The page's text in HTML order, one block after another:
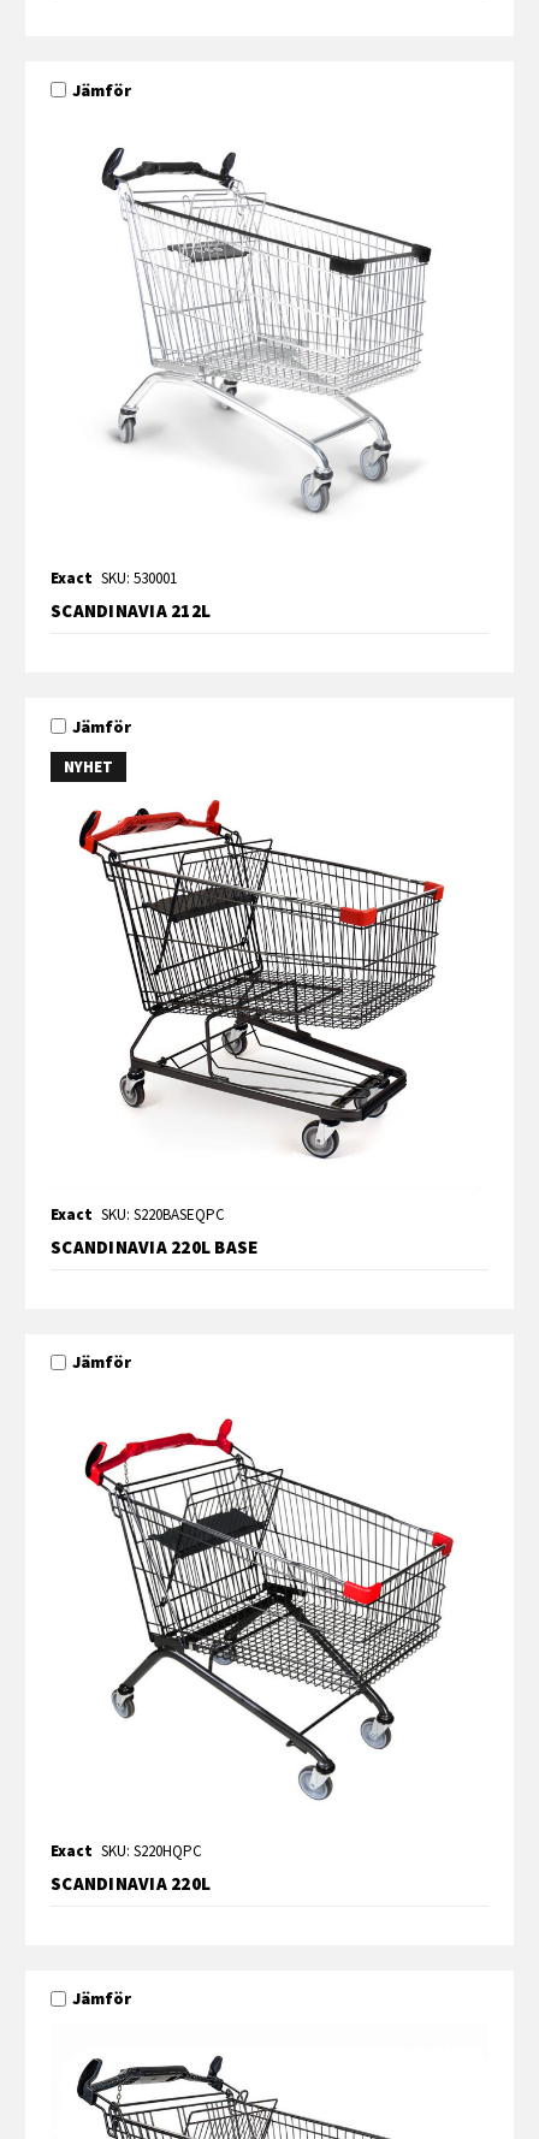
Jämför
Exact SKU: 530001
SCANDINAVIA 212L
NYHET
Jämför
Exact SKU: S220BASEQPC
SCANDINAVIA 220L BASE
Jämför
Exact SKU: S220HQPC
SCANDINAVIA 220L
Jämför